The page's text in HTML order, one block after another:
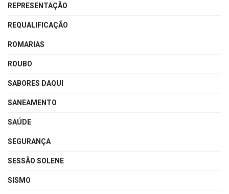
REPRESENTAÇÃO
REQUALIFICAÇÃO
ROMARIAS
ROUBO
SABORES DAQUI
SANEAMENTO
SAÚDE
SEGURANÇA
SESSÃO SOLENE
SISMO